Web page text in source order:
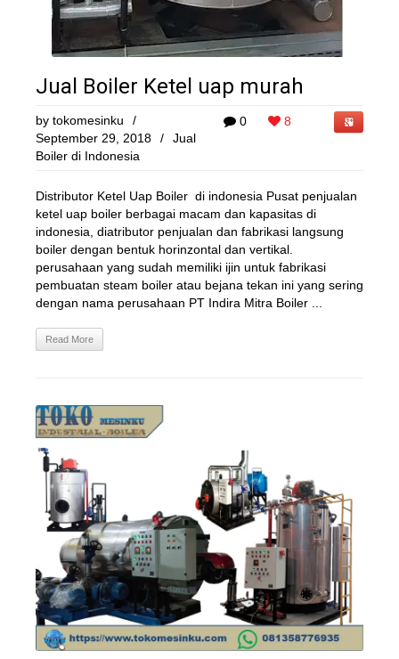
Jual Boiler Ketel uap murah
0 8
by tokomesinku
/
September 29, 2018
/
Jual
Boiler di Indonesia
Distributor Ketel Uap Boiler di indonesia Pusat penjualan
ketel uap boiler berbagai macam dan kapasitas di
indonesia, diatributor penjualan dan fabrikasi langsung
boiler dengan bentuk horinzontal dan vertikal.
perusahaan yang sudah memiliki ijin untuk fabrikasi
pembuatan steam boiler atau bejana tekan ini yang sering
dengan nama perusahaan PT Indira Mitra Boiler ...
Read More